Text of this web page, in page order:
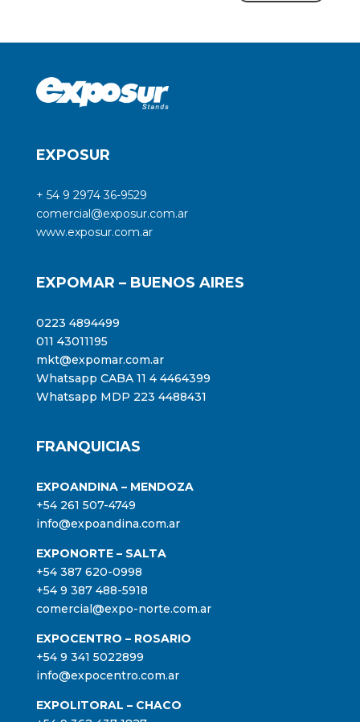
EXPOSUR
+ 54 9 2974 36-9529
comercial@exposur.com.ar
www.exposur.com.ar
EXPOMAR – BUENOS AIRES
0223 4894499
011 43011195
mkt@expomar.com.ar
Whatsapp CABA 11 4 4464399
Whatsapp MDP 223 4488431
FRANQUICIAS
EXPOANDINA – MENDOZA
+54 261 507-4749
info@expoandina.com.ar
EXPONORTE – SALTA
+54 387 620-0998
+54 9 387 488-5918
comercial@expo-norte.com.ar
EXPOCENTRO – ROSARIO
+54 9 341 5022899
info@expocentro.com.ar
EXPOLITORAL – CHACO